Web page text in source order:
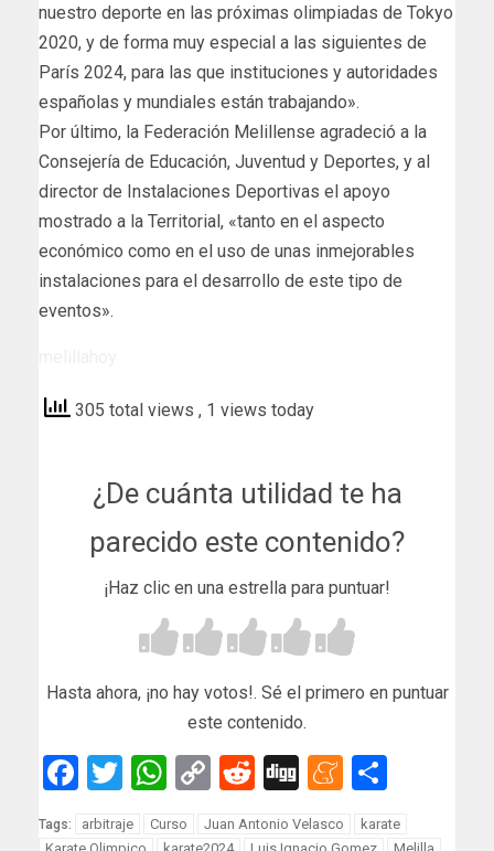
nuestro deporte en las próximas olimpiadas de Tokyo
2020, y de forma muy especial a las siguientes de
París 2024, para las que instituciones y autoridades
españolas y mundiales están trabajando».
Por último, la Federación Melillense agradeció a la
Consejería de Educación, Juventud y Deportes, y al
director de Instalaciones Deportivas el apoyo
mostrado a la Territorial, «tanto en el aspecto
económico como en el uso de unas inmejorables
instalaciones para el desarrollo de este tipo de
eventos».
305 total views , 1 views today
¿De cuánta utilidad te ha
parecido este contenido?
¡Haz clic en una estrella para puntuar!
Hasta ahora, ¡no hay votos!. Sé el primero en puntuar
este contenido.
Facebook
Twitter
WhatsApp
Copy
Link
Reddit
Digg
Tags: arbitraje Curso Juan Antonio Velasco
karate